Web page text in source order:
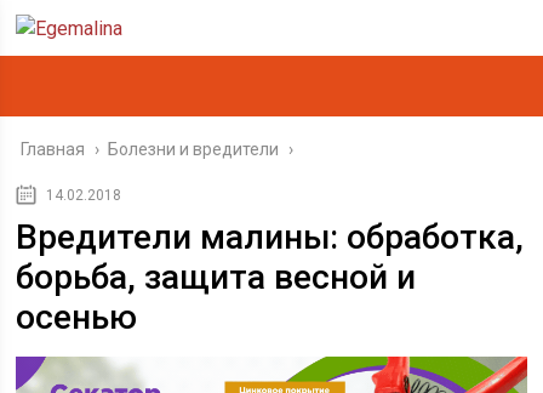
Главная › Болезни и вредители ›
14.02.2018
Вредители малины: обработка,
борьба, защита весной и
осенью